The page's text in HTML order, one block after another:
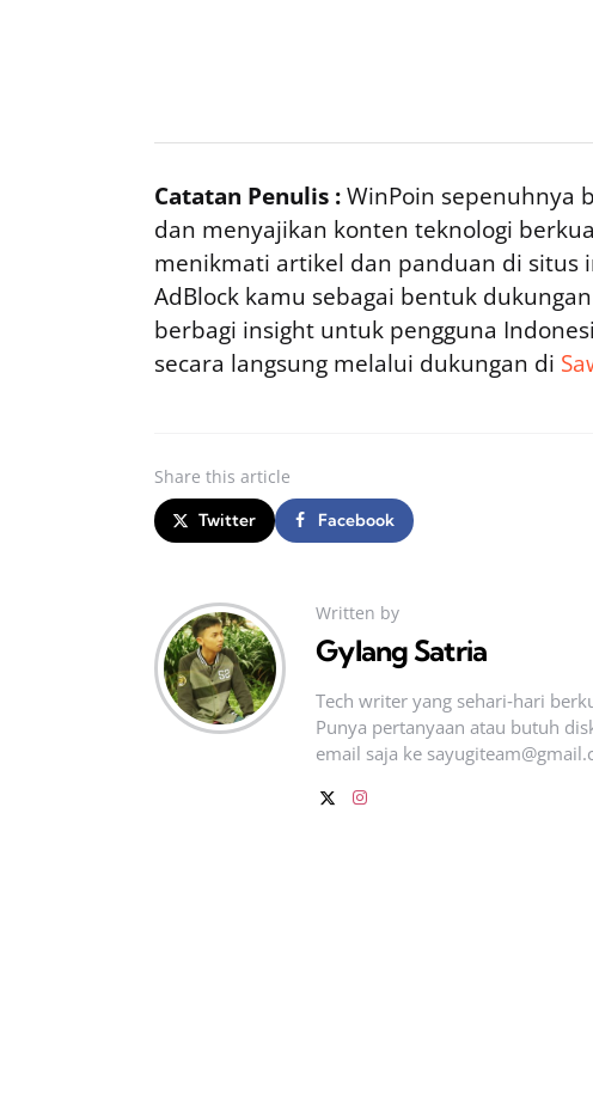
Catatan Penulis :WinPoin sepenuhnya
dan menyajikan konten teknologi
menikmati artikel dan panduan di situs
AdBlock kamu sebagai bentuk
berbagi insight untuk pengguna
secara langsung melalui dukungan di
Share this article
Twitter Facebook
Written by
Gylang Satria
Tech writer yang sehari‑hari
Punya pertanyaan atau butuh
email saja ke